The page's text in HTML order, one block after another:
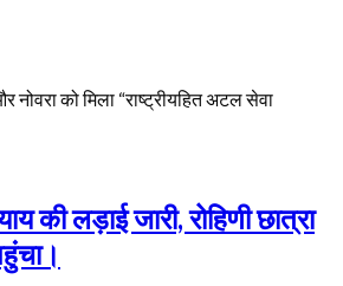
नोवरा को मिला “राष्ट्रीयहित अटल सेवा
की लड़ाई जारी, रोहिणी छात्रा